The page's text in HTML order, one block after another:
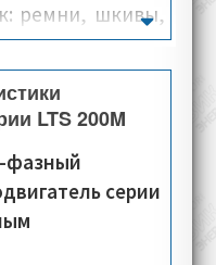
ремни, шкивы,
крутящего
Oemer Motori
крутящего
рабочий привод
размеры,
серии в
LTS 200M
фазный
серии